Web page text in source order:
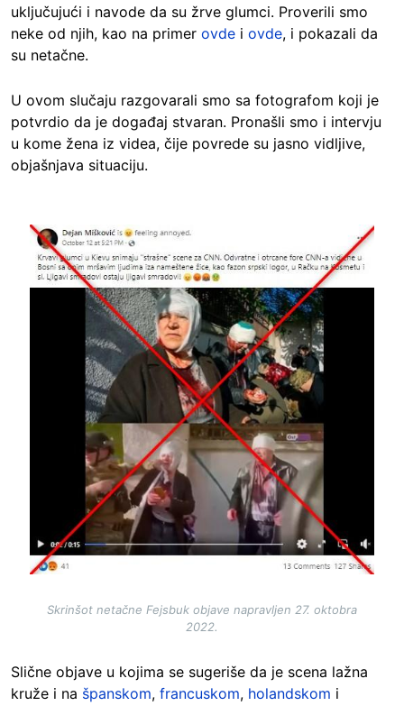
uključujući i navode da su žrve glumci. Proverili smo
neke od njih, kao na primer ovde i ovde, i pokazali da
su netačne.
U ovom slučaju razgovarali smo sa fotografom koji je
potvrdio da je događaj stvaran. Pronašli smo i intervju
u kome žena iz videa, čije povrede su jasno vidljive,
objašnjava situaciju.
Image
Skrinšot netačne Fejsbuk objave napravljen 27. oktobra
2022.
Slične objave u kojima se sugeriše da je scena lažna
kruže i na španskom, francuskom, holandskom i